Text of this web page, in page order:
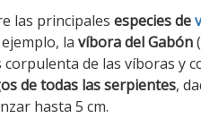
las principales especies de
la víbora del Gabón(
corpulenta de las víboras y
de todas las serpientes,
hasta 5 cm.